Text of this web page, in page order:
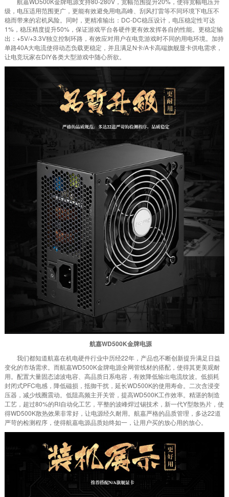
级，电压适用范围更广，更能有效避免用电高峰、刮风打雷等不同环境下电压不
稳而带来的宕机风险。同时，更精准输出：DC-DC稳压设计，电压稳定性可达
1%，稳压精度提升50%，保证游戏平台各硬件更有效发挥各自的性能。更稳定输
出：+5V/+3.3V独立控制环路，有效应对用户在电竞游戏时不同的用电环境。加持
单路40A大电流使得动态负载更稳定，并且满足N卡/A卡高端旗舰显卡供电需求，
让电竞玩家在DIY各类大型游戏中随心所欲。
航嘉WD500K金牌电源
我们都知道航嘉在机电硬件行业中历经22年，产品也不断创新提升满足日益
变化的市场需求。而航嘉WD500K金牌电源全网管线材的搭配，使得其更美观耐
用。配置大量固态滤波电容、高品质日系电容，有效降低输出电流纹波。低损耗
封闭式PFC电感，降低磁损，抵御干扰，延长WD500K的使用寿命。二次含浸变
压器，减少线圈震动。低阻高频主开关管，提高WD500K工作效率。精湛的制造
工艺，超过80%的RI自动化工艺，平整的波峰焊过锡技术，新一代Y型散热片，使
得WD500K散热效果非常好，让电源经久耐用。航嘉严格的品质管理，多达22道
严苛的检测程序，使得航嘉电源品质始终如一，让用户买的放心用的放心。